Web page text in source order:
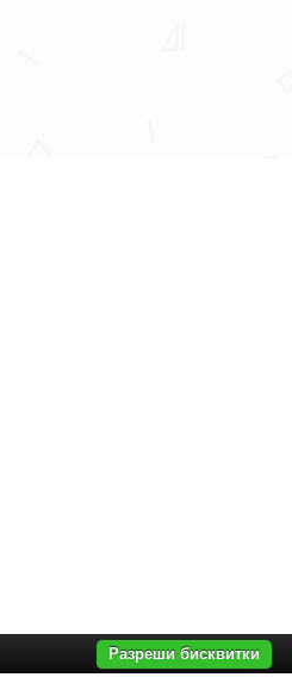
Разреши бисквитки